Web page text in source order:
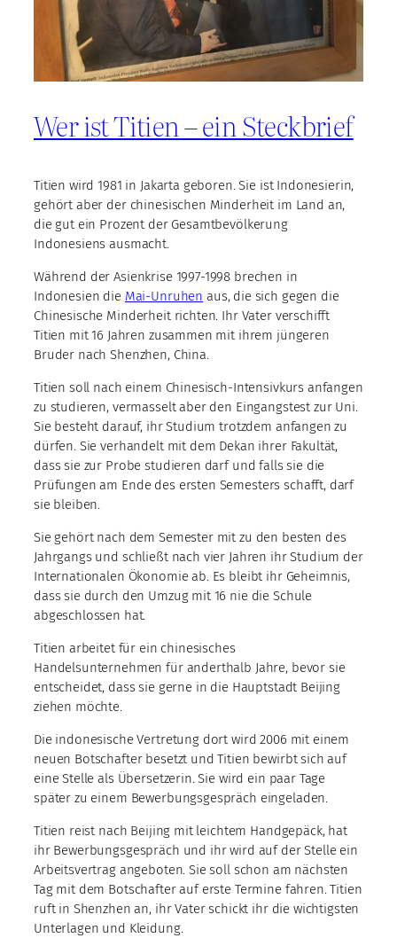
Wer ist Titien – ein Steckbrief
Titien wird 1981 in Jakarta geboren. Sie ist Indonesierin,
gehört aber der chinesischen Minderheit im Land an,
die gut ein Prozent der Gesamtbevölkerung
Indonesiens ausmacht.
Während der Asienkrise 1997-1998 brechen in
Indonesien die Mai-Unruhen aus, die sich gegen die
Chinesische Minderheit richten. Ihr Vater verschifft
Titien mit 16 Jahren zusammen mit ihrem jüngeren
Bruder nach Shenzhen, China.
Titien soll nach einem Chinesisch-Intensivkurs anfangen
zu studieren, vermasselt aber den Eingangstest zur Uni.
Sie besteht darauf, ihr Studium trotzdem anfangen zu
dürfen. Sie verhandelt mit dem Dekan ihrer Fakultät,
dass sie zur Probe studieren darf und falls sie die
Prüfungen am Ende des ersten Semesters schafft, darf
sie bleiben.
Sie gehört nach dem Semester mit zu den besten des
Jahrgangs und schließt nach vier Jahren ihr Studium der
Internationalen Ökonomie ab. Es bleibt ihr Geheimnis,
dass sie durch den Umzug mit 16 nie die Schule
abgeschlossen hat.
Titien arbeitet für ein chinesisches
Handelsunternehmen für anderthalb Jahre, bevor sie
entscheidet, dass sie gerne in die Hauptstadt Beijing
ziehen möchte.
Die indonesische Vertretung dort wird 2006 mit einem
neuen Botschafter besetzt und Titien bewirbt sich auf
eine Stelle als Übersetzerin. Sie wird ein paar Tage
später zu einem Bewerbungsgespräch eingeladen.
Titien reist nach Beijing mit leichtem Handgepäck, hat
ihr Bewerbungsgespräch und ihr wird auf der Stelle ein
Arbeitsvertrag angeboten. Sie soll schon am nächsten
Tag mit dem Botschafter auf erste Termine fahren. Titien
ruft in Shenzhen an, ihr Vater schickt ihr die wichtigsten
Unterlagen und Kleidung.